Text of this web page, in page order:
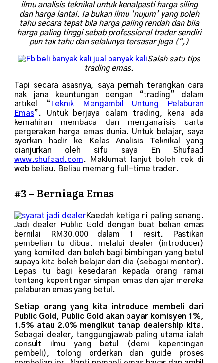
ilmu analisis teknikal untuk kenalpasti harga siling
dan harga lantai. Ia bukan ilmu ‘nujum’ yang boleh
tahu secara tepat bila harga paling rendah dan bila
harga paling tinggi sebab professional trader sendiri
pun tak tahu dan selalunya tersasar juga (“,)
Salah satu tips
trading emas.
Tapi secara asasnya, saya pernah terangkan cara
nak jana keuntungan dengan “trading” dalam
artikel “Teknik Mengambil Untung Pelaburan
Emas”. Untuk berjaya dalam trading, kena ada
kemahiran membaca dan menganalisis carta
pergerakan harga emas dunia. Untuk belajar, saya
syorkan hadir ke Kelas Analisis Teknikal yang
dianjurkan oleh sifu saya En Shufaad
www.shufaad.com. Maklumat lanjut boleh cek di
web beliau. Beliau memang full-time trader.
#3 – Berniaga Emas
Kaedah ketiga ni paling senang.
Jadi dealer Public Gold dengan buat belian emas
bernilai RM30,000 dalam 1 resit. Pastikan
pembelian tu dibuat melalui dealer (introducer)
yang komited dan boleh bagi bimbingan yang betul
supaya kita boleh belajar dari dia (sebagai mentor).
Lepas tu bagi kesedaran kepada orang ramai
tentang kepentingan simpan emas dan ajar mereka
pelaburan emas yang betul.
Setiap orang yang kita introduce membeli dari
Public Gold, Public Gold akan bayar komisyen 1%,
1.5% atau 2.0% mengikut tahap dealership kita.
Sebagai dealer, tanggungjawab paling utama ialah
consult ilmu yang betul (demi kepentingan
pembeli), tolong orderkan dan guide proses